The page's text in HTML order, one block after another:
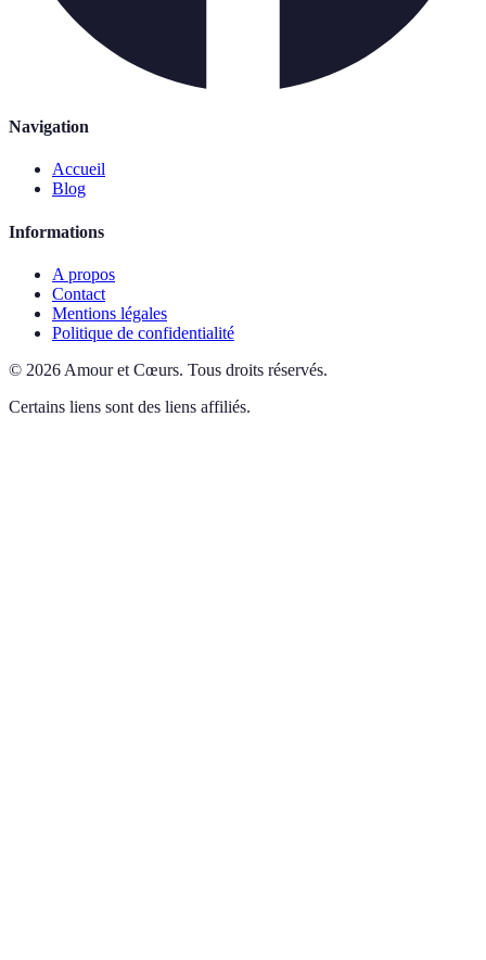
Navigation
Accueil
Blog
Informations
A propos
Contact
Mentions légales
Politique de confidentialité
© 2026 Amour et Cœurs. Tous droits réservés.
Certains liens sont des liens affiliés.